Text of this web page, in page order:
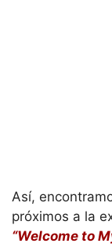
Así,
próximos a la
“Welcome to